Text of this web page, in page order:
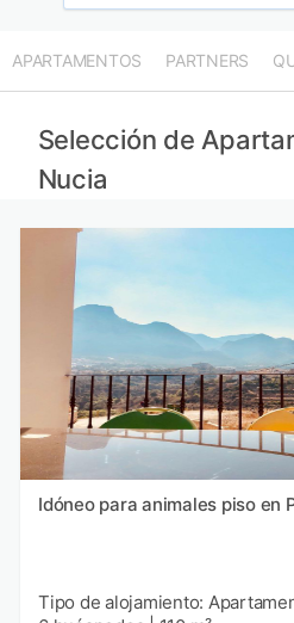
APARTAMENTOS PARTNERS
Selección de
Nucia
Idóneo para animales piso en
Tipo de alojamiento: